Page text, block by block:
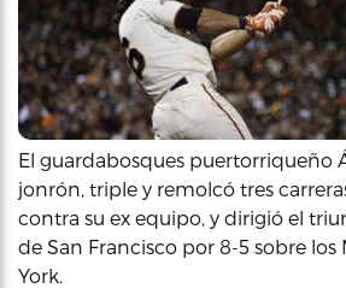
El guardabosques puertorriqueño
jonrón, triple y remolcó tres
contra su ex equipo, y dirigió el
de San Francisco por 8-5 sobre los
York.